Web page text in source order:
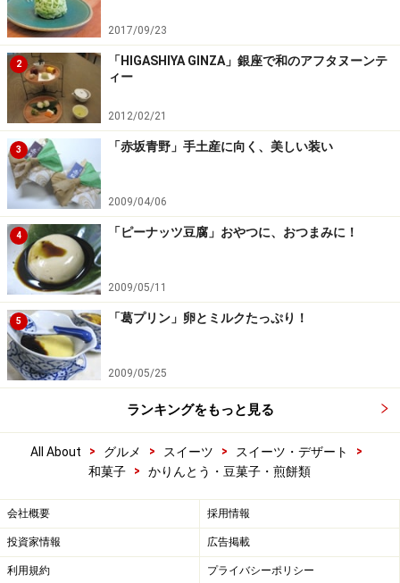
2017/09/23
2
「HIGASHIYA GINZA」銀座で和のアフタヌーンテ
ィー
2012/02/21
3 「赤坂青野」手土産に向く、美しい装い
2009/04/06
4 「ピーナッツ豆腐」おやつに、おつまみに！
2009/05/11
5 「葛プリン」卵とミルクたっぷり！
2009/05/25
ランキングをもっと見る
All About > グルメ > スイーツ > スイーツ・デザート
>
和菓子
> かりんとう・豆菓子・煎餅類
会社概要 採用情報
投資家情報 広告掲載
利用規約 プライバシーポリシー